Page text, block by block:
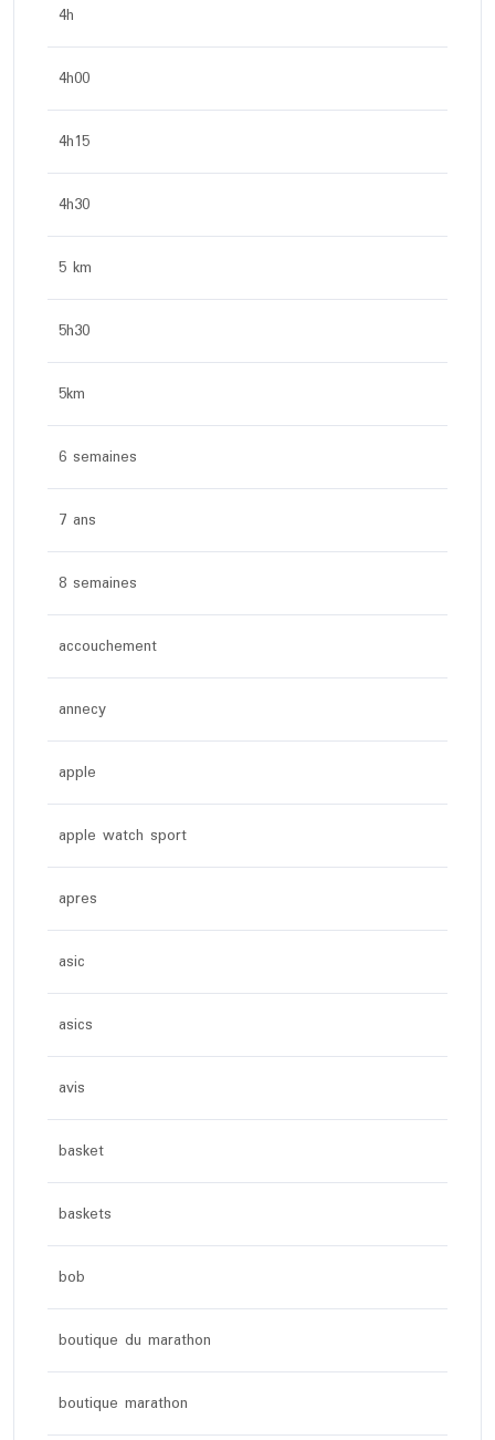
4h
4h00
4h15
4h30
5 km
5h30
5km
6 semaines
7 ans
8 semaines
accouchement
annecy
apple
apple watch sport
apres
asic
asics
avis
basket
baskets
bob
boutique du marathon
boutique marathon